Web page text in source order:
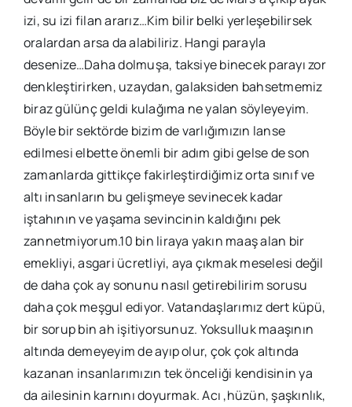
izi, su izi filan ararız…Kim bilir belki yerleşebilirsek
oralardan arsa da alabiliriz. Hangi parayla
desenize…Daha dolmuşa, taksiye binecek parayı zor
denkleştirirken, uzaydan, galaksiden bahsetmemiz
biraz gülünç geldi kulağıma ne yalan söyleyeyim.
Böyle bir sektörde bizim de varlığımızın lanse
edilmesi elbette önemli bir adım gibi gelse de son
zamanlarda gittikçe fakirleştirdiğimiz orta sınıf ve
altı insanların bu gelişmeye sevinecek kadar
iştahının ve yaşama sevincinin kaldığını pek
zannetmiyorum.10 bin liraya yakın maaş alan bir
emekliyi, asgari ücretliyi, aya çıkmak meselesi değil
de daha çok ay sonunu nasıl getirebilirim sorusu
daha çok meşgul ediyor. Vatandaşlarımız dert küpü,
bir sorup bin ah işitiyorsunuz. Yoksulluk maaşının
altında demeyeyim de ayıp olur, çok çok altında
kazanan insanlarımızın tek önceliği kendisinin ya
da ailesinin karnını doyurmak. Acı ,hüzün, şaşkınlık,